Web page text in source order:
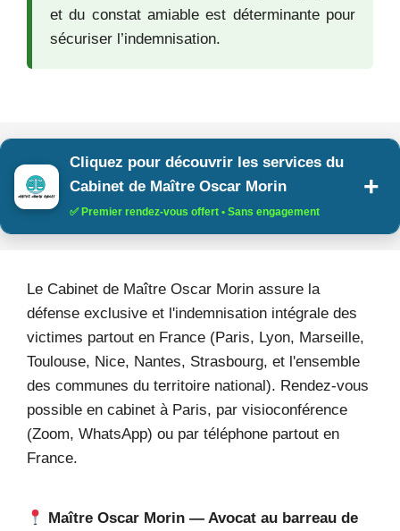
et du constat amiable est déterminante pour
sécuriser l’indemnisation.
Cliquez pour découvrir les services du
Cabinet de Maître Oscar Morin
✅ Premier rendez-vous offert • Sans engagement
Le Cabinet de Maître Oscar Morin assure la
défense exclusive et l'indemnisation intégrale des
victimes partout en France (Paris, Lyon, Marseille,
Toulouse, Nice, Nantes, Strasbourg, et l'ensemble
des communes du territoire national). Rendez-vous
possible en cabinet à Paris, par visioconférence
(Zoom, WhatsApp) ou par téléphone partout en
France.
Maître Oscar Morin — Avocat au barreau de